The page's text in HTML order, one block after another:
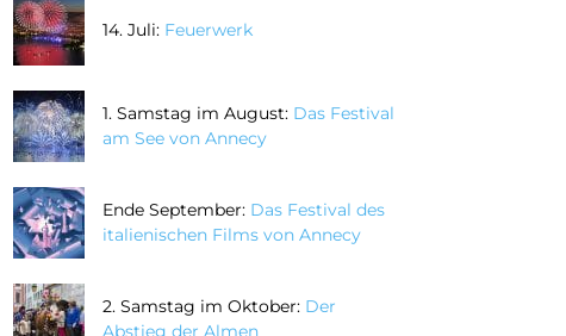
14. Juli: Feuerwerk
1. Samstag im August: Das Festival
am See von Annecy
Ende September: Das Festival des
italienischen Films von Annecy
2. Samstag im Oktober: Der
Abstieg der Almen